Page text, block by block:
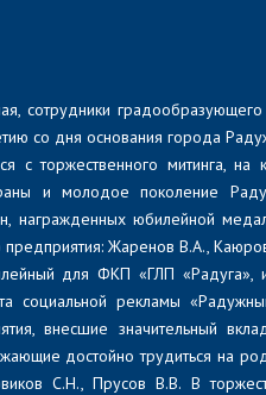
сотрудники
со дня основания города
с торжественного митинга,
и молодое поколение
награжденных юбилейной
Жаренов В.А.,
для ФКП «ГЛП «Радуга»,
социальной рекламы
внесшие значительный
достойно трудиться на
С.Н., Прусов В.В. В